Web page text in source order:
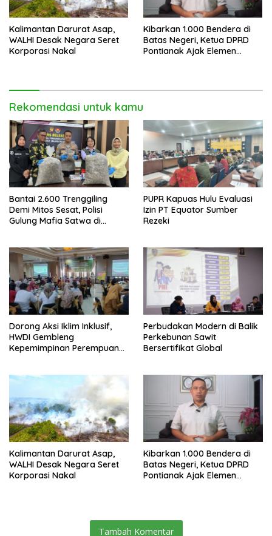
Kalimantan Darurat Asap,
WALHI Desak Negara Seret
Korporasi Nakal
Kibarkan 1.000 Bendera di
Batas Negeri, Ketua DPRD
Pontianak Ajak Elemen
Rekomendasi untuk kamu
Bantai 2.600 Trenggiling
Demi Mitos Sesat, Polisi
Gulung Mafia Satwa di
PUPR Kapuas Hulu Evaluasi
Izin PT Equator Sumber
Rezeki
Dorong Aksi Iklim Inklusif,
HWDI Gembleng
Kepemimpinan Perempuan
Perbudakan Modern di Balik
Perkebunan Sawit
Bersertifikat Global
Kalimantan Darurat Asap,
WALHI Desak Negara Seret
Korporasi Nakal
Kibarkan 1.000 Bendera di
Batas Negeri, Ketua DPRD
Pontianak Ajak Elemen
Tambah Komentar